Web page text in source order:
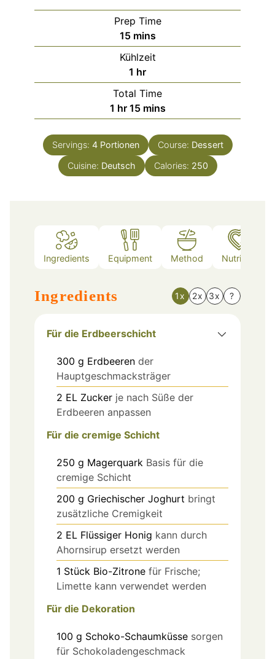
Prep Time
15minutes
mins
Kühlzeit
1 hour
hr
Total Time
1 hour
hr 15minutes
mins
Servings: 4 Portionen Course: Dessert
Cuisine: Deutsch Calories: 250
Ingredients Equipment Method Nutrition
Ingredients 1x 2x 3x ?
Für die Erdbeerschicht
300 g Erdbeeren der
Hauptgeschmacksträger
2 EL Zucker je nach Süße der
Erdbeeren anpassen
Für die cremige Schicht
250 g Magerquark Basis für die
cremige Schicht
200 g Griechischer Joghurt bringt
zusätzliche Cremigkeit
2 EL Flüssiger Honig kann durch
Ahornsirup ersetzt werden
1 Stück Bio-Zitrone für Frische;
Limette kann verwendet werden
Für die Dekoration
100 g Schoko-Schaumküsse sorgen
für Schokoladengeschmack